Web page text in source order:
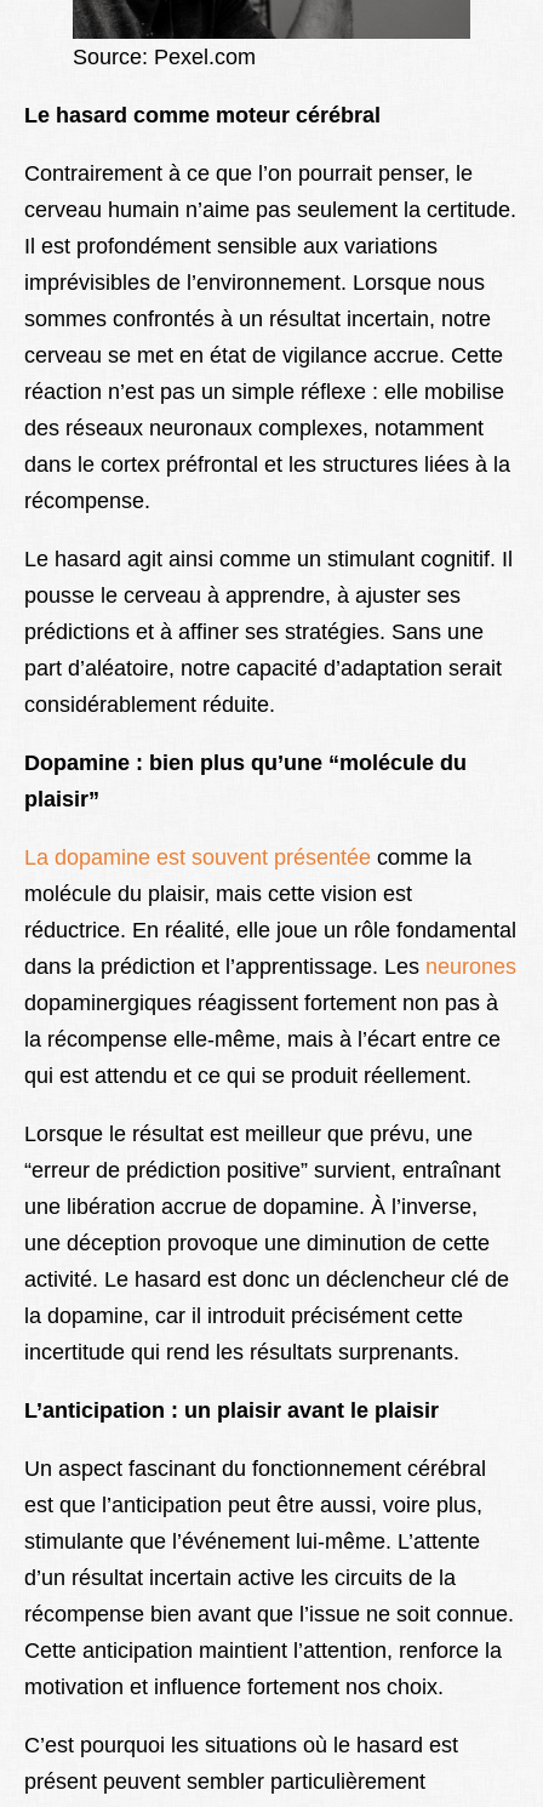
Source: Pexel.com
Le hasard comme moteur cérébral
Contrairement à ce que l’on pourrait penser, le
cerveau humain n’aime pas seulement la certitude.
Il est profondément sensible aux variations
imprévisibles de l’environnement. Lorsque nous
sommes confrontés à un résultat incertain, notre
cerveau se met en état de vigilance accrue. Cette
réaction n’est pas un simple réflexe : elle mobilise
des réseaux neuronaux complexes, notamment
dans le cortex préfrontal et les structures liées à la
récompense.
Le hasard agit ainsi comme un stimulant cognitif. Il
pousse le cerveau à apprendre, à ajuster ses
prédictions et à affiner ses stratégies. Sans une
part d’aléatoire, notre capacité d’adaptation serait
considérablement réduite.
Dopamine : bien plus qu’une “molécule du
plaisir”
La dopamine est souvent présentée comme la
molécule du plaisir, mais cette vision est
réductrice. En réalité, elle joue un rôle fondamental
dans la prédiction et l’apprentissage. Les neurones
dopaminergiques réagissent fortement non pas à
la récompense elle-même, mais à l’écart entre ce
qui est attendu et ce qui se produit réellement.
Lorsque le résultat est meilleur que prévu, une
“erreur de prédiction positive” survient, entraînant
une libération accrue de dopamine. À l’inverse,
une déception provoque une diminution de cette
activité. Le hasard est donc un déclencheur clé de
la dopamine, car il introduit précisément cette
incertitude qui rend les résultats surprenants.
L’anticipation : un plaisir avant le plaisir
Un aspect fascinant du fonctionnement cérébral
est que l’anticipation peut être aussi, voire plus,
stimulante que l’événement lui-même. L’attente
d’un résultat incertain active les circuits de la
récompense bien avant que l’issue ne soit connue.
Cette anticipation maintient l’attention, renforce la
motivation et influence fortement nos choix.
C’est pourquoi les situations où le hasard est
présent peuvent sembler particulièrement